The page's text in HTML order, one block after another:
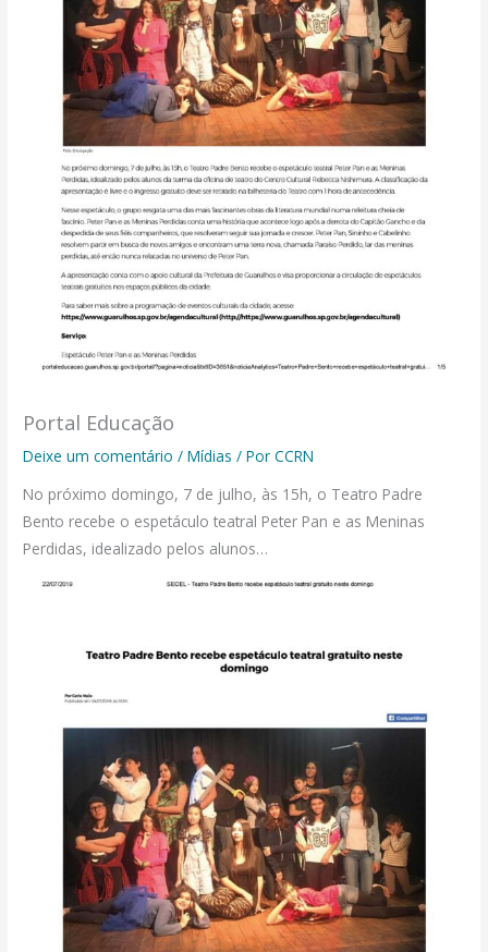
Portal Educação
Deixe um comentário /Mídias / PorCCRN
No próximo domingo, 7 de julho, às 15h, o Teatro Padre
Bento recebe o espetáculo teatral Peter Pan e as Meninas
Perdidas, idealizado pelos alunos…